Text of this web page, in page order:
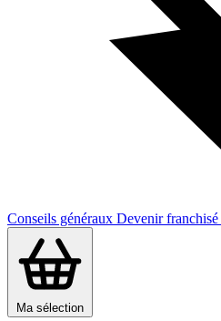
Conseils généraux Devenir franchisé
Ma sélection